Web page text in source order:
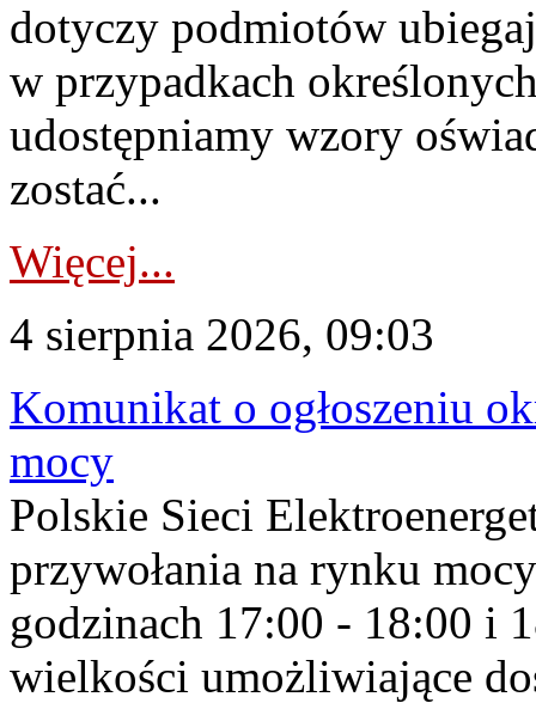
dotyczy podmiotów
w przypadkach
udostępniamy wzory
zostać...
Więcej...
4 sierpnia 2026, 09:03
Komunikat o ogłoszeniu
mocy
Polskie Sieci
przywołania na rynku
godzinach 17:00 - 18:00 i
wielkości umożliwiające